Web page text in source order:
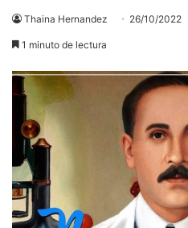
Thaina Hernandez 26/10/2022
1 minuto de lectura